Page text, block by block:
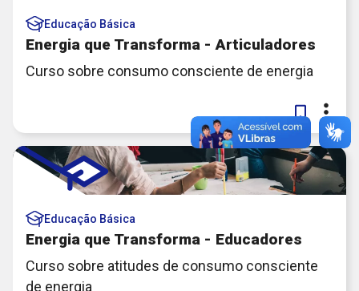
Educação Básica
Energia que Transforma - Articuladores
Curso sobre consumo consciente de energia
Educação Básica
Energia que Transforma - Educadores
Curso sobre atitudes de consumo consciente
de energia